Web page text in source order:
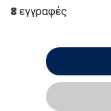
8 εγγραφές